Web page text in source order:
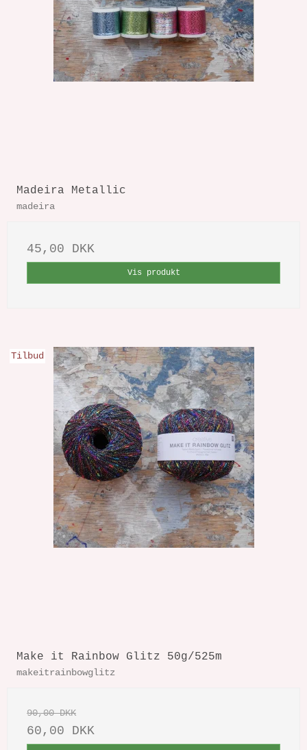
Madeira Metallic
madeira
45,00 DKK
Vis produkt
Tilbud
Make it Rainbow Glitz 50g/525m
makeitrainbowglitz
90,00 DKK
60,00 DKK